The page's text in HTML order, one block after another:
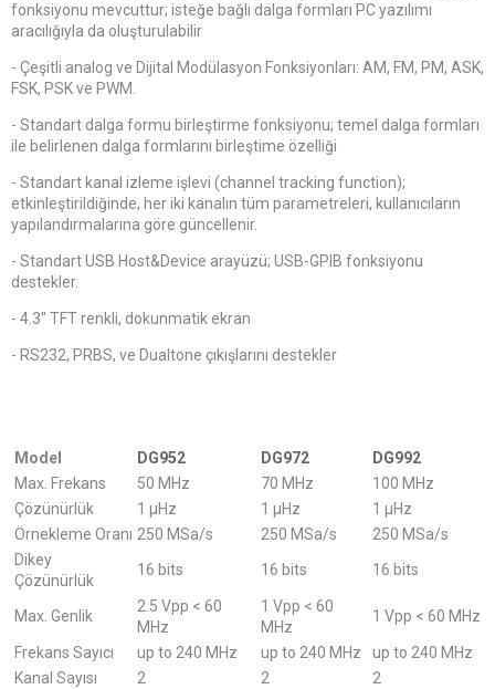
fonksiyonu mevcuttur; isteğe bağlı dalga formları PC yazılımı
aracılığıyla da oluşturulabilir
- Çeşitli analog ve Dijital Modülasyon Fonksiyonları: AM, FM, PM, ASK,
FSK, PSK ve PWM.
- Standart dalga formu birleştirme fonksiyonu; temel dalga formları
ile belirlenen dalga formlarını birleştime özelliği
- Standart kanal izleme işlevi (channel tracking function);
etkinleştirildiğinde, her iki kanalın tüm parametreleri, kullanıcıların
yapılandırmalarına göre güncellenir.
- Standart USB Host&Device arayüzü; USB-GPIB fonksiyonu
destekler.
- 4.3'' TFT renkli, dokunmatik ekran
- RS232, PRBS, ve Dualtone çıkışlarını destekler
Model DG952 DG972
DG992
Max. Frekans
50 MHz 70 MHz
100 MHz
Çözünürlük
1 µHz 1 µHz
1 µHz
Örnekleme Oranı 250 MSa/s 250 MSa/s
250 MSa/s
Dikey
Çözünürlük
16 bits 16 bits 16 bits
Max. Genlik
2.5 Vpp < 60
MHz
1 Vpp < 60
MHz
1 Vpp < 60 MHz
Frekans Sayıcı up to 240 MHz up to 240 MHz
up to 240 MHz
Kanal Sayısı
2 2 2